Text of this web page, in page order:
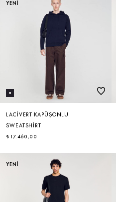
YENİ
LACIVERT KAPÜŞONLU
SWEATSHIRT
₺ 17.460,00
YENİ